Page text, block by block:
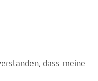
dass meine